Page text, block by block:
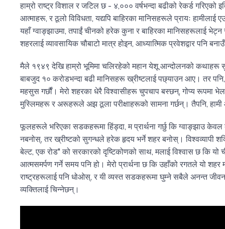
हाम्रो राष्ट्र विशाल र जटिल छ - ४,००० वर्षभन्दा बढीको रेकर्ड गरिएको
आत्माहरू, र ठूलो विविधता, यद्यपि बाहिरका मानिसहरूले प्रायः हामीलाई
यहाँ ग्वाङ्झाउमा, तपाईं चीनको हरेक कुना र बाहिरका मानिसहरूलाई
शहरलाई व्यावसायिक चौबाटो मात्र होइन, आध्यात्मिक प्रवेशद्वार पनि
मैले १९४९ देखि हाम्रो भूमिमा चलिरहेको महान येशू आन्दोलनको
बाबजुद १० करोडभन्दा बढी मानिसहरू ख्रीष्टलाई पछ्याउन आए। तर
महसुस गर्छौं। मेरो शहरका धेरै विश्वासीहरू चुपचाप बस्छन्, गोप्य रूपमा
मुस्लिमहरू र अरूहरूले अझ ठूला परीक्षाहरूको सामना गर्छन्। तैपनि, हामी
फूलहरूले भरिएका सडकहरूमा हिंड्दा, म प्रार्थना गर्छु कि ग्वाङ्झाउ केवल
नबनोस्, तर ख्रीष्टको सुगन्धले हरेक हृदय भर्ने शहर बनोस्। विश्वव्यापी
बेल्ट, एक रोड" को सरकारको दृष्टिकोणको साथ, मलाई विश्वास छ कि यो
आत्मसमर्पण गर्ने समय पनि हो। मेरो प्रार्थना छ कि उहाँको रगतले यो शहर
राष्ट्रहरूलाई पनि धोओस्, र यी व्यस्त सडकहरूमा घुम्ने सबैले अनन्त
व्यक्तिलाई चिन्नेछन्।